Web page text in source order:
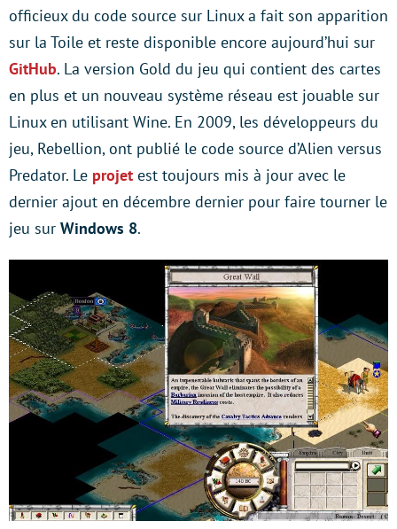
officieux du code source sur Linux a fait son apparition
sur la Toile et reste disponible encore aujourd’hui sur
GitHub. La version Gold du jeu qui contient des cartes
en plus et un nouveau système réseau est jouable sur
Linux en utilisant Wine. En 2009, les développeurs du
jeu, Rebellion, ont publié le code source d’Alien versus
Predator. Le projet est toujours mis à jour avec le
dernier ajout en décembre dernier pour faire tourner le
jeu sur Windows 8.